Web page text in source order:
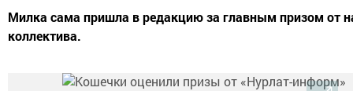
Милка сама пришла в редакцию за главным призом от
коллектива.